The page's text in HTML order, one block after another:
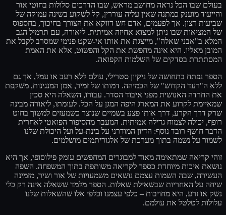
בעולם שבו הכל נראה מחושב מראש, שבו הדרכים סלולות בחוטי אור
והייעוד מוענק כמתנה שאין עליה עוררין, קל לשקוע בשינה עמוקה של
שביעות רצון. אך לפעמים, אדם חש דווקא את הצורך בחיכוך, בחספוס
של המציאות שבו ניתן למצוא אחיזה אמיתית. ליאורה, עם תרמיל הגב
המלא ב"אבני שאלה", מייצגת את אותו אי-שקט פנימי שמסרב לקבל את
המובן מאליו. היא אינה מחפשת את הקל והפשוט, אלא את האמת
המסתתרת בסדקים של השלמות הקפואה.
הספר נפתח בתחושה של ניקיון סטרילי, עולם ללא רעב או עמל, אך גם
ללא ה"רעד הקדוש" של הכמיהה. דמותו של זמיר, אמן המנגינות, משקפת
את החרדה האנושית מפני איבוד הסדר. עבורו, השאלה היא סכין
שמאיימת לקרוע את המארג היפה המגן על הכל. לעומתו, ליאורה מבינה
שרק דרך הקרע, דרך אותו פצע בשמיים שנוצר כשמעזים למשוך בחוט
רופף, יכולה לצמוח גדילה אמיתית. המעבר מהסיפור הפואטי לאחרית
הדבר חושף רובד נוסף: הדיון המודרני על בינת-על ועל היכולת שלנו
לשמור על נשמה בתוך מערכת של אלגוריתמים מושלמים.
זוהי קריאה שמתאימה מאוד למבוגרים המחפשים עומק פילוסופי, אך היא
נושאת איכות מיוחדת כספר לקריאה משותפת בתוך המשפחה. השפה
העשירה, שבה השמות עצמם נושאים משמעויות של אור ושיר, מזמינה
שיחה על האחריות שבשאילת שאלות. הספר מלמד ששאלה אינה רק כלי
נשק או זרע, היא מחויבות – כלפי עצמנו וכלפי אלו שהשאלות שלנו
עלולות לטלטל את עולמם.